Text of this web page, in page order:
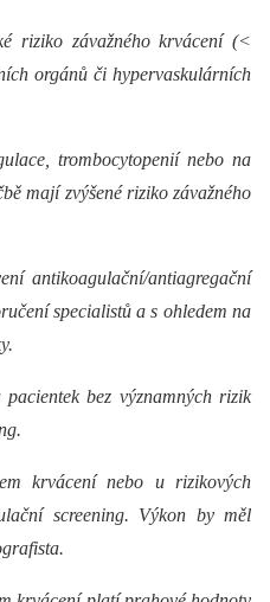
riziko závažného krvácení (<
orgánů či hypervaskulárních
trombocytopenií nebo na
mají zvýšené riziko závažného
antikoagulační/antiagregační
specialistů a s ohledem na
bez významných rizik
krvácení nebo u rizikových
screening. Výkon by měl